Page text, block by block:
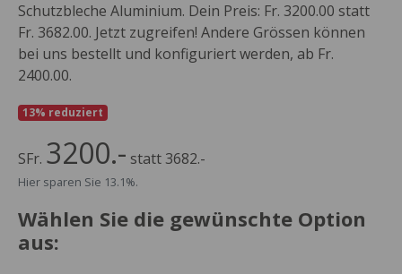
Schutzbleche Aluminium. Dein Preis: Fr. 3200.00 statt
Fr. 3682.00. Jetzt zugreifen! Andere Grössen können
bei uns bestellt und konfiguriert werden, ab Fr.
2400.00.
13% reduziert
SFr. 3200.- statt 3682.-
Hier sparen Sie 13.1%.
Wählen Sie die gewünschte Option
aus: